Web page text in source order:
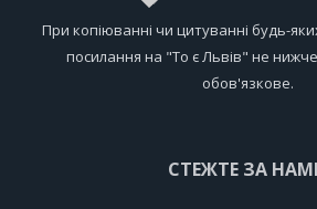
При копіюванні чи цитуванні будь-
посилання на "То є Львів" не
обов'язкове.
СТЕЖТЕ ЗА